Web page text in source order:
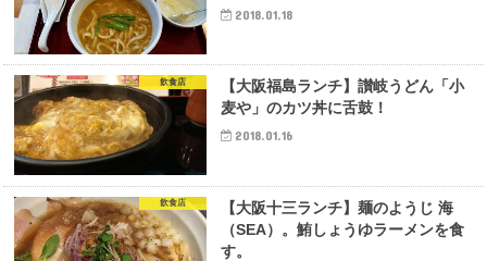
2018.01.18
飲食店
【大阪福島ランチ】讃岐うどん「小
麦や」のカツ丼に舌鼓！
2018.01.16
飲食店
【大阪十三ランチ】麺のようじ 海
（SEA）。鮪しょうゆラーメンを食
す。